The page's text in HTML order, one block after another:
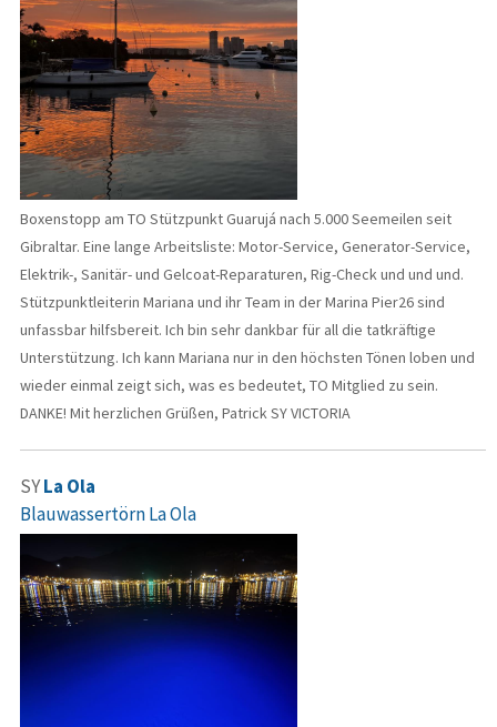
Boxenstopp am TO Stützpunkt Guarujá nach 5.000 Seemeilen seit
Gibraltar. Eine lange Arbeitsliste: Motor-Service, Generator-Service,
Elektrik-, Sanitär- und Gelcoat-Reparaturen, Rig-Check und und und.
Stützpunktleiterin Mariana und ihr Team in der Marina Pier26 sind
unfassbar hilfsbereit. Ich bin sehr dankbar für all die tatkräftige
Unterstützung. Ich kann Mariana nur in den höchsten Tönen loben und
wieder einmal zeigt sich, was es bedeutet, TO Mitglied zu sein.
DANKE! Mit herzlichen Grüßen, Patrick SY VICTORIA
SYLa Ola
Blauwassertörn La Ola